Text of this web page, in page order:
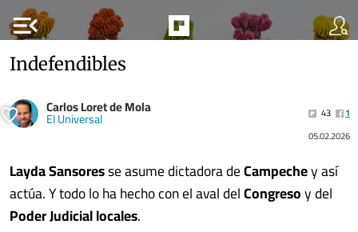
menu_open
Indefendibles
Carlos Loret de Mola
El Universal 43
1
05.02.2026
Layda Sansoresse asume dictadora deCampechey así
actúa. Y todo lo ha hecho con el aval delCongresoy del
Poder Judicial locales.